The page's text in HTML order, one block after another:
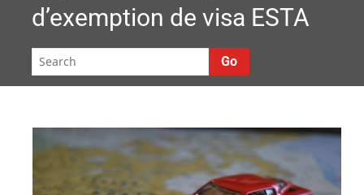
d’exemption de visa ESTA
Go